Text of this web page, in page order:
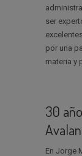
ser
por una
materia y
30
Avalan
En Jorge